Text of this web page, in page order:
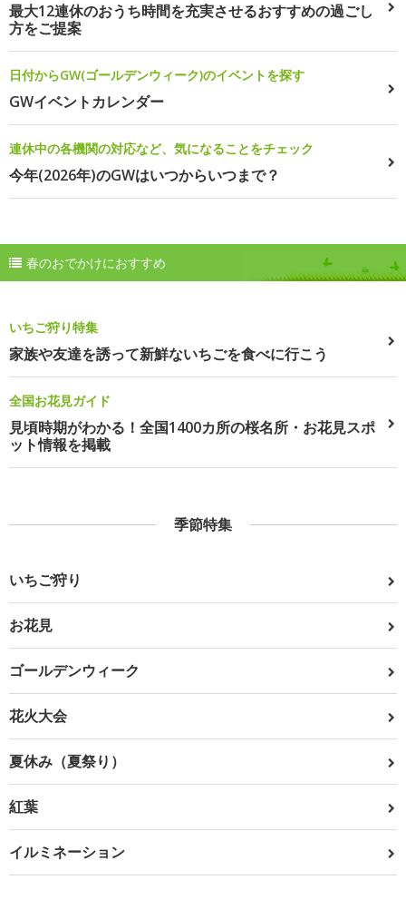
最大12連休のおうち時間を充実させるおすすめの過ごし
方をご提案
日付からGW(ゴールデンウィーク)のイベントを探す
GWイベントカレンダー
連休中の各機関の対応など、気になることをチェック
今年(2026年)のGWはいつからいつまで？
春のおでかけにおすすめ
いちご狩り特集
家族や友達を誘って新鮮ないちごを食べに行こう
全国お花見ガイド
見頃時期がわかる！全国1400カ所の桜名所・お花見スポ
ット情報を掲載
季節特集
いちご狩り
お花見
ゴールデンウィーク
花火大会
夏休み（夏祭り）
紅葉
イルミネーション